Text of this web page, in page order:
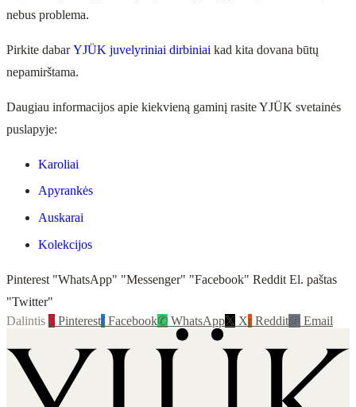
nebus problema.
Pirkite dabarYJÜK juvelyriniai dirbiniai kad kita dovana būtų
nepamirštama.
Daugiau informacijos apie kiekvieną gaminį rasite YJÜK svetainės
puslapyje:
Karoliai
Apyrankės
Auskarai
Kolekcijos
Pinterest "WhatsApp" "Messenger" "Facebook" Reddit El. paštas
"Twitter"
Dalintis PPinterestfFacebook✆ WhatsApp𝕏 XrReddit@ Email